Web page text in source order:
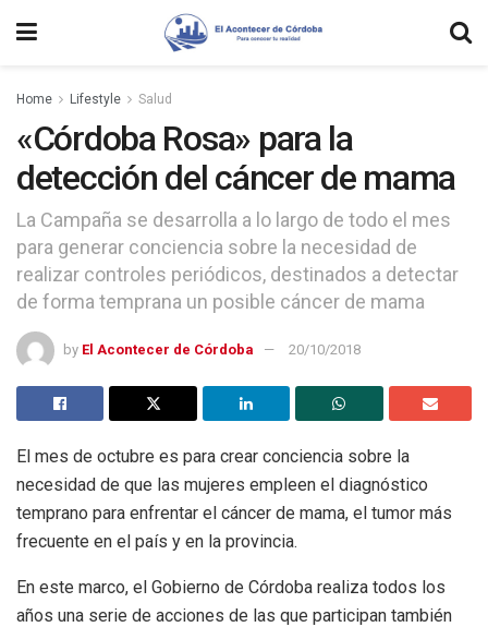
Home Lifestyle Salud
«Córdoba Rosa» para la
detección del cáncer de mama
La Campaña se desarrolla a lo largo de todo el mes
para generar conciencia sobre la necesidad de
realizar controles periódicos, destinados a detectar
de forma temprana un posible cáncer de mama
by El Acontecer de Córdoba 20/10/2018
El mes de octubre es para crear conciencia sobre la
necesidad de que las mujeres empleen el diagnóstico
temprano para enfrentar el cáncer de mama, el tumor más
frecuente en el país y en la provincia.
En este marco, el Gobierno de Córdoba realiza todos los
años una serie de acciones de las que participan también